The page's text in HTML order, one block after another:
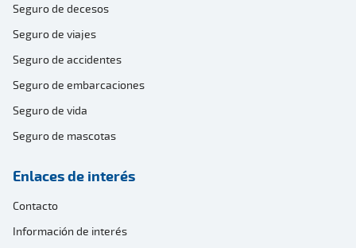
Seguro de decesos
Seguro de viajes
Seguro de accidentes
Seguro de embarcaciones
Seguro de vida
Seguro de mascotas
Enlaces de interés
Contacto
Información de interés